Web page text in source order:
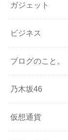
ガジェット
ビジネス
ブログのこと。
乃木坂46
仮想通貨